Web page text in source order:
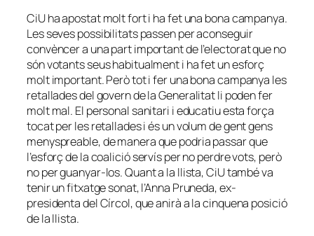
CiU ha apostat molt fort i ha fet una bona campanya.
Les seves possibilitats passen per aconseguir
convèncer a una part important de l’electorat que no
són votants seus habitualment i ha fet un esforç
molt important. Però tot i fer una bona campanya les
retallades del govern de la Generalitat li poden fer
molt mal. El personal sanitari i educatiu esta força
tocat per les retallades i és un volum de gent gens
menyspreable, de manera que podria passar que
l’esforç de la coalició servís per no perdre vots, però
no per guanyar-los. Quant a la llista, CiU també va
tenir un fitxatge sonat, l’Anna Pruneda, ex-
presidenta del Círcol, que anirà a la cinquena posició
de la llista.